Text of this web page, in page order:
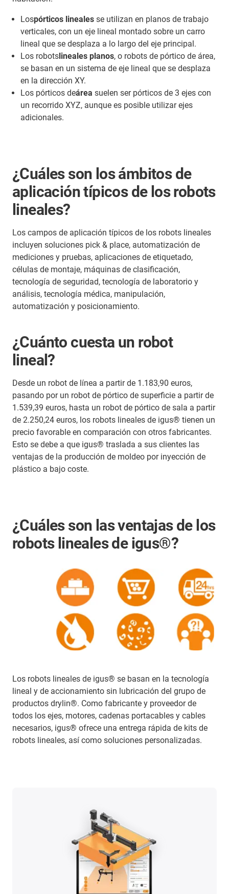
Lospórticos lineales se utilizan en planos de trabajo
verticales, con un eje lineal montado sobre un carro
lineal que se desplaza a lo largo del eje principal.
Los robotslineales planos, o robots de pórtico de área,
se basan en un sistema de eje lineal que se desplaza
en la dirección XY.
Los pórticos deárea suelen ser pórticos de 3 ejes con
un recorrido XYZ, aunque es posible utilizar ejes
adicionales.
¿Cuáles son los ámbitos de
aplicación típicos de los robots
lineales?
Los campos de aplicación típicos de los robots lineales
incluyen soluciones pick & place, automatización de
mediciones y pruebas, aplicaciones de etiquetado,
células de montaje, máquinas de clasificación,
tecnología de seguridad, tecnología de laboratorio y
análisis, tecnología médica, manipulación,
automatización y posicionamiento.
¿Cuánto cuesta un robot
lineal?
Desde un robot de línea a partir de 1.183,90 euros,
pasando por un robot de pórtico de superficie a partir de
1.539,39 euros, hasta un robot de pórtico de sala a partir
de 2.250,24 euros, los robots lineales de igus® tienen un
precio favorable en comparación con otros fabricantes.
Esto se debe a que igus® traslada a sus clientes las
ventajas de la producción de moldeo por inyección de
plástico a bajo coste.
¿Cuáles son las ventajas de los
robots lineales de igus®?
Los robots lineales de igus® se basan en la tecnología
lineal y de accionamiento sin lubricación del grupo de
productos drylin®. Como fabricante y proveedor de
todos los ejes, motores, cadenas portacables y cables
necesarios, igus® ofrece una entrega rápida de kits de
robots lineales, así como soluciones personalizadas.